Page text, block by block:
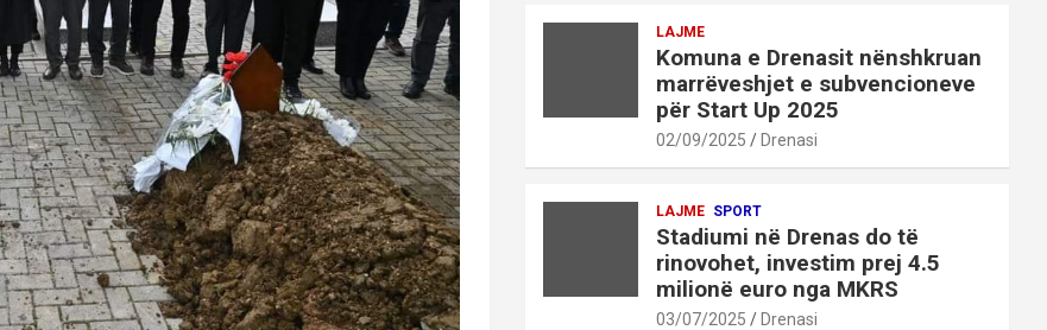
LAJME
Komuna e Drenasit nënshkruan
marrëveshjet e subvencioneve
për Start Up 2025
02/09/2025 Drenasi
LAJME SPORT
Stadiumi në Drenas do të
rinovohet, investim prej 4.5
milionë euro nga MKRS
03/07/2025 Drenasi